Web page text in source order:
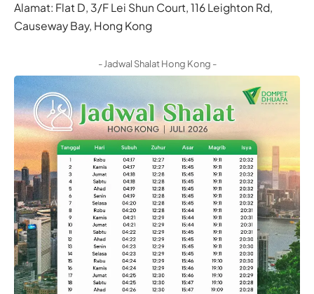
Alamat: Flat D, 3/F Lei Shun Court, 116 Leighton Rd,
Causeway Bay, Hong Kong
- Jadwal Shalat Hong Kong -